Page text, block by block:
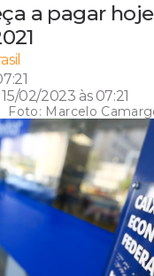
a pagar
15/02/2023 às 07:21
Foto: Marcelo